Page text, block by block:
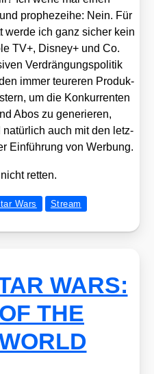
pro­phe­zei­he: Nein. Für
wer­de ich ganz sicher kein
TV+, Dis­ney+ und Co.
Ver­drän­gungs­po­li­tik
immer teu­re­ren Pro­duk­
um die Kon­kur­ren­ten
Abos zu gene­rie­ren,
natür­lich auch mit den letz­
Ein­füh­rung von Wer­bung.
ret­ten.
Wars
Stream
WARS:
THE